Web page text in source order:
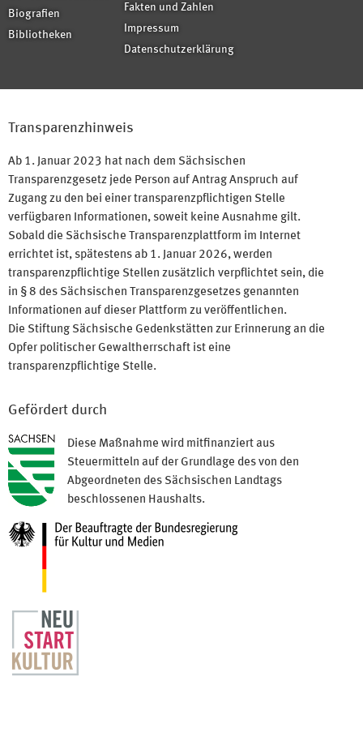
Biografien
Bibliotheken
Fakten und Zahlen
Impressum
Datenschutzerklärung
Transparenzhinweis
Ab 1. Januar 2023 hat nach dem Sächsischen
Transparenzgesetz jede Person auf Antrag Anspruch auf
Zugang zu den bei einer transparenzpflichtigen Stelle
verfügbaren Informationen, soweit keine Ausnahme gilt.
Sobald die Sächsische Transparenzplattform im Internet
errichtet ist, spätestens ab 1. Januar 2026, werden
transparenzpflichtige Stellen zusätzlich verpflichtet sein, die
in § 8 des Sächsischen Transparenzgesetzes genannten
Informationen auf dieser Plattform zu veröffentlichen.
Die Stiftung Sächsische Gedenkstätten zur Erinnerung an die
Opfer politischer Gewaltherrschaft ist eine
transparenzpflichtige Stelle.
Gefördert durch
Diese Maßnahme wird mitfinanziert aus
Steuermitteln auf der Grundlage des von den
Abgeordneten des Sächsischen Landtags
beschlossenen Haushalts.